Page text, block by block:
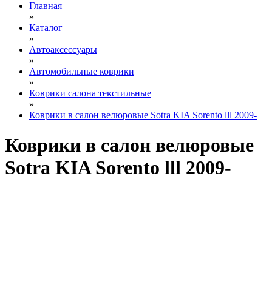
Главная
»
Каталог
»
Автоаксессуары
»
Автомобильные коврики
»
Коврики салона текстильные
»
Коврики в салон велюровые Sotra KIA Sorento lll 2009-
Коврики в салон велюровые
Sotra KIA Sorento lll 2009-